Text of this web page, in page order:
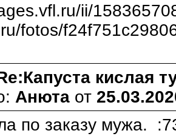
ii/
fotos/
кислая
Анюта от
по заказу мужа.